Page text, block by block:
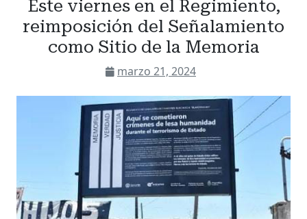
Este viernes en el Regimiento,
reimposición del Señalamiento
como Sitio de la Memoria
marzo 21, 2024